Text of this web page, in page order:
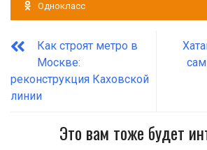
Однокласс
Как строят метро в
Москве:
реконструкция Каховской
линии
Это вам тоже будет